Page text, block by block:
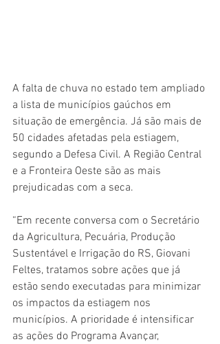
A falta de chuva no estado tem ampliado
a lista de municípios gaúchos em
situação de emergência. Já são mais de
50 cidades afetadas pela estiagem,
segundo a Defesa Civil. A Região Central
e a Fronteira Oeste são as mais
prejudicadas com a seca.
“Em recente conversa com o Secretário
da Agricultura, Pecuária, Produção
Sustentável e Irrigação do RS, Giovani
Feltes, tratamos sobre ações que já
estão sendo executadas para minimizar
os impactos da estiagem nos
municípios. A prioridade é intensificar
as ações do Programa Avançar,